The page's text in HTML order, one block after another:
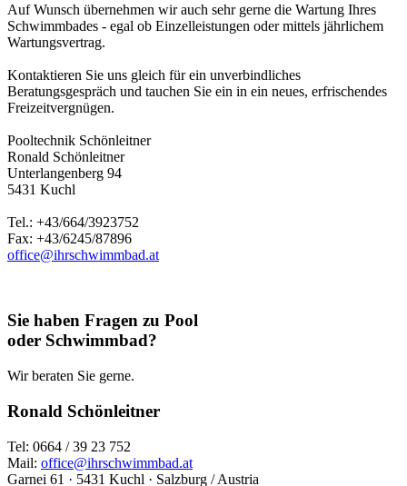
Auf Wunsch übernehmen wir auch sehr gerne die Wartung Ihres
Schwimmbades - egal ob Einzelleistungen oder mittels jährlichem
Wartungsvertrag.
Kontaktieren Sie uns gleich für ein unverbindliches
Beratungsgespräch und tauchen Sie ein in ein neues, erfrischendes
Freizeitvergnügen.
Pooltechnik Schönleitner
Ronald Schönleitner
Unterlangenberg 94
5431 Kuchl
Tel.: +43/664/3923752
Fax: +43/6245/87896
office@ihrschwimmbad.at
Sie haben Fragen zu Pool
oder Schwimmbad?
Wir beraten Sie gerne.
Ronald Schönleitner
Tel: 0664 / 39 23 752
Mail: office@ihrschwimmbad.at
Garnei 61 · 5431 Kuchl · Salzburg / Austria